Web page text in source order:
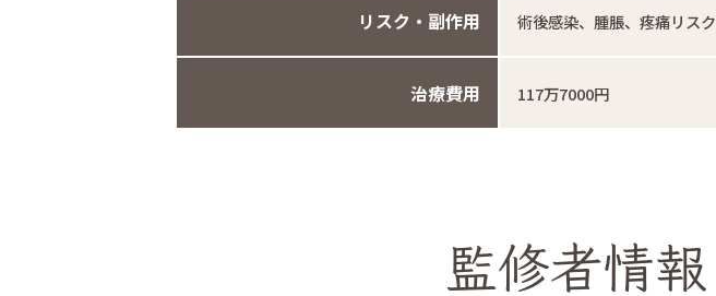
リスク・副作用 術後感染、腫脹、疼痛リスク
治療費用 117万7000円
監修者情報